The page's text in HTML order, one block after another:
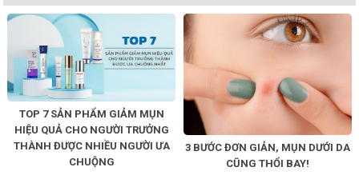
TOP 7 SẢN PHẨM GIẢM MỤN
HIỆU QUẢ CHO NGƯỜI TRƯỞNG
THÀNH ĐƯỢC NHIỀU NGƯỜI ƯA
CHUỘNG
3 BƯỚC ĐƠN GIẢN, MỤN DƯỚI DA
CŨNG THỔI BAY!